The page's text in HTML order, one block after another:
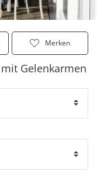
Merken
Gelenkarmen